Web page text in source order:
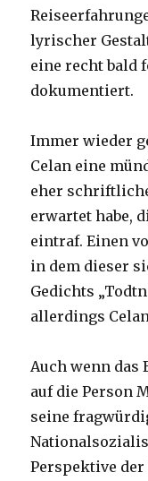
lyrischer
eine recht bald
dokumentiert.
Immer wieder
Celan eine
eher
erwartet habe,
eintraf. Einen
in dem dieser
Gedichts
allerdings
Auch wenn das
auf die Person
seine
Perspektive der